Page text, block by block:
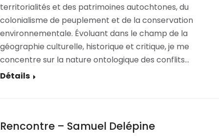
territorialités et des patrimoines autochtones, du
colonialisme de peuplement et de la conservation
environnementale. Évoluant dans le champ de la
géographie culturelle, historique et critique, je me
concentre sur la nature ontologique des conflits…
Détails
Rencontre – Samuel Delépine